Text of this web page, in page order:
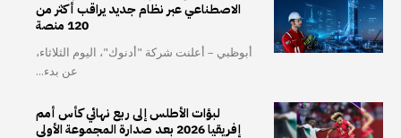
الاصطناعي عبر نظام جديد يراقب أكثر من
120 منصة
أبوظبي – أعلنت شركة "أدنوك"، اليوم الثلاثاء،
عن بدء...
لبؤات الأطلس إلى ربع نهائي كأس أمم
إفريقيا 2026 بعد صدارة المجموعة الأولى